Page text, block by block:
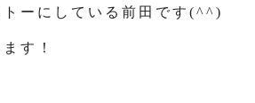
ーにしている前田です(^^)
す！